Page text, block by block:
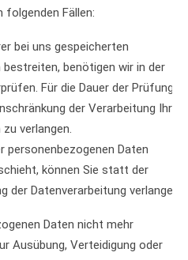
folgenden Fällen:
bei uns gespeicherten
benötigen wir in der
Für die Dauer der Prüfung
der Verarbeitung Ihrer
verlangen.
personenbezogenen Daten
können Sie statt der
der Datenverarbeitung verlangen.
Daten nicht mehr
Ausübung, Verteidigung oder